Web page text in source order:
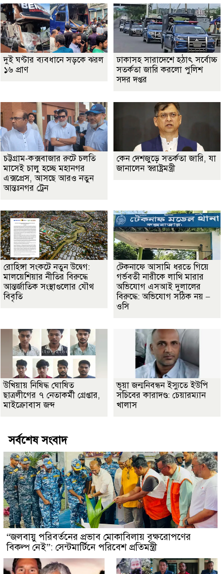
দুই ঘণ্টার ব্যবধানে সড়কে ঝরল
১৬ প্রাণ
ঢাকাসহ সারাদেশে হঠাৎ সর্বোচ্চ
সতর্কতা জা‌রি করলো পুলিশ
সদর দপ্তর
চট্টগ্রাম-কক্সবাজার রুটে চলতি
মাসেই চালু হচ্ছে মহানগর
এক্সপ্রেস, আসছে আরও নতুন
আন্তঃনগর ট্রেন
কেন দেশজুড়ে সতর্কতা জারি, যা
জানালেন স্বরাষ্ট্রমন্ত্রী
রোহিঙ্গা সংকটে নতুন উদ্বেগ:
মালয়েশিয়ার নীতির বিরুদ্ধে
আন্তর্জাতিক সংস্থাগুলোর যৌথ
বিবৃতি
টেকনাফে আসামি ধরতে গিয়ে
গর্ভবতী নারীকে লাথি মারার
অভিযোগ এসআই দুলালের
বিরুদ্ধে: অভিযোগ সঠিক নয় –
ওসি
উখিয়ায় নিষিদ্ধ ঘোষিত
ছাত্রলীগের ৭ নেতাকর্মী গ্রেপ্তার,
মাইক্রোবাস জব্দ
ভূয়া জন্মনিবন্ধন ইস্যুতে ইউপি
সচিবের কারাদণ্ড: চেয়ারম্যান
খালাস
সর্বশেষ সংবাদ
“জলবায়ু পরিবর্তনের প্রভাব মোকাবিলায় বৃক্ষরোপণের
বিকল্প নেই”: সেন্টমার্টিনে পরিবেশ প্রতিমন্ত্রী